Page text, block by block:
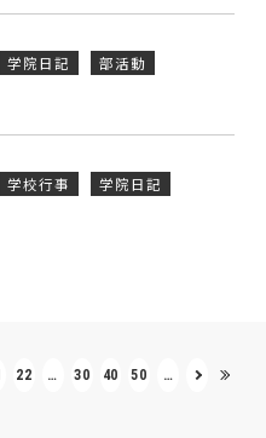
学院日記 部活動
学校行事 学院日記
22 … 30 40 50 …